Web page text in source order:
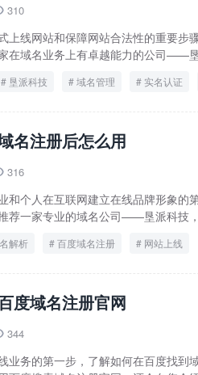
310
上线网站和保障网站合法性的重要步
在域名业务上有卓越能力的公司——
垦派科技 域名管理 实名认证
名注册后怎么用
316
和个人在互联网建立在线品牌形象的
荐一家专业的域名公司——垦派科技
解析 百度域名注册 网站上线
度域名注册官网
344
业务的第一步，了解如何在百度找到